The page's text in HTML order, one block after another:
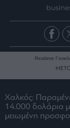
Ειδήσεις
Οικονομία
Realtime
Χαλκός:
14.000 δολάρια
μειωμένη